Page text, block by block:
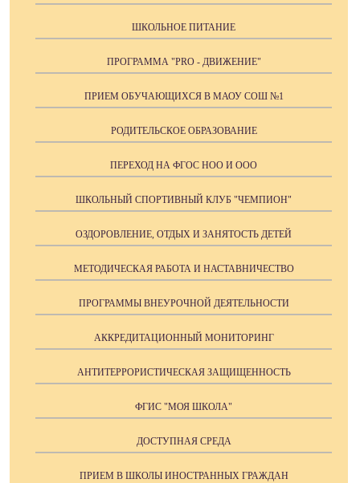
ШКОЛЬНОЕ ПИТАНИЕ
ПРОГРАММА "PRO - ДВИЖЕНИЕ"
ПРИЕМ ОБУЧАЮЩИХСЯ В МАОУ СОШ №1
РОДИТЕЛЬСКОЕ ОБРАЗОВАНИЕ
ПЕРЕХОД НА ФГОС НОО И ООО
ШКОЛЬНЫЙ СПОРТИВНЫЙ КЛУБ "ЧЕМПИОН"
ОЗДОРОВЛЕНИЕ, ОТДЫХ И ЗАНЯТОСТЬ ДЕТЕЙ
МЕТОДИЧЕСКАЯ РАБОТА И НАСТАВНИЧЕСТВО
ПРОГРАММЫ ВНЕУРОЧНОЙ ДЕЯТЕЛЬНОСТИ
АККРЕДИТАЦИОННЫЙ МОНИТОРИНГ
АНТИТЕРРОРИСТИЧЕСКАЯ ЗАЩИЩЕННОСТЬ
ФГИС "МОЯ ШКОЛА"
ДОСТУПНАЯ СРЕДА
ПРИЕМ В ШКОЛЫ ИНОСТРАННЫХ ГРАЖДАН